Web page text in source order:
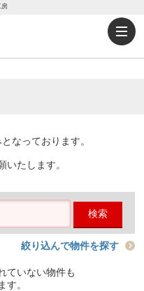
房
なっております。
いたします。
検索
絞り込んで物件を探す
ていない物件も
す。